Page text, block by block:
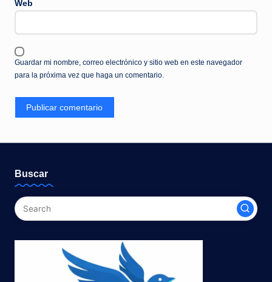
Web
Guardar mi nombre, correo electrónico y sitio web en este navegador
para la próxima vez que haga un comentario.
Buscar